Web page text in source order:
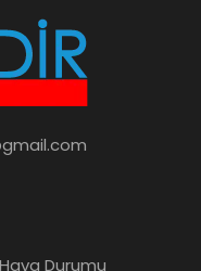
Durumu